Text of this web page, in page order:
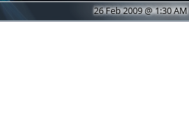
26 Feb 2009 @ 1:30 AM